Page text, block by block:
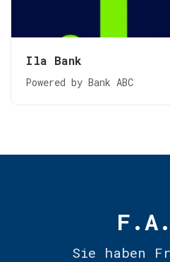
Ila Bank
Powered by Bank ABC
Sie haben